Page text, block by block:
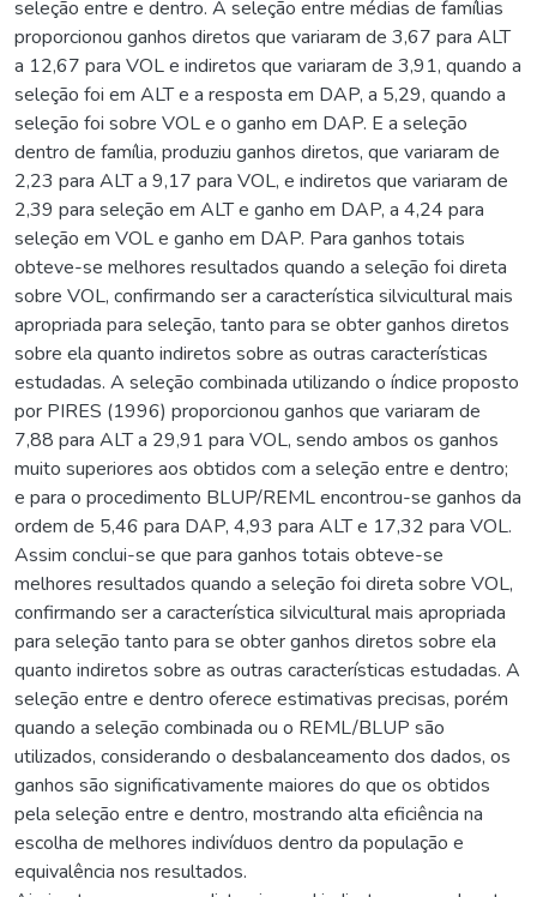
seleção entre e dentro. A seleção entre médias de famílias
proporcionou ganhos diretos que variaram de 3,67 para ALT
a 12,67 para VOL e indiretos que variaram de 3,91, quando a
seleção foi em ALT e a resposta em DAP, a 5,29, quando a
seleção foi sobre VOL e o ganho em DAP. E a seleção
dentro de família, produziu ganhos diretos, que variaram de
2,23 para ALT a 9,17 para VOL, e indiretos que variaram de
2,39 para seleção em ALT e ganho em DAP, a 4,24 para
seleção em VOL e ganho em DAP. Para ganhos totais
obteve-se melhores resultados quando a seleção foi direta
sobre VOL, confirmando ser a característica silvicultural mais
apropriada para seleção, tanto para se obter ganhos diretos
sobre ela quanto indiretos sobre as outras características
estudadas. A seleção combinada utilizando o índice proposto
por PIRES (1996) proporcionou ganhos que variaram de
7,88 para ALT a 29,91 para VOL, sendo ambos os ganhos
muito superiores aos obtidos com a seleção entre e dentro;
e para o procedimento BLUP/REML encontrou-se ganhos da
ordem de 5,46 para DAP, 4,93 para ALT e 17,32 para VOL.
Assim conclui-se que para ganhos totais obteve-se
melhores resultados quando a seleção foi direta sobre VOL,
confirmando ser a característica silvicultural mais apropriada
para seleção tanto para se obter ganhos diretos sobre ela
quanto indiretos sobre as outras características estudadas. A
seleção entre e dentro oferece estimativas precisas, porém
quando a seleção combinada ou o REML/BLUP são
utilizados, considerando o desbalanceamento dos dados, os
ganhos são significativamente maiores do que os obtidos
pela seleção entre e dentro, mostrando alta eficiência na
escolha de melhores indivíduos dentro da população e
equivalência nos resultados.